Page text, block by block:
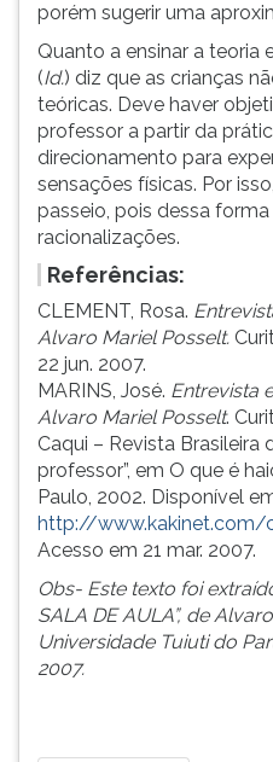
porém sugerir uma
Quanto a ensinar a teoria
(Id.) diz que as crianças
teóricas. Deve haver
professor a partir da
direcionamento para
sensações físicas. Por
passeio, pois dessa
racionalizações.
Referências:
CLEMENT, Rosa.
Alvaro Mariel Posselt.
22 jun. 2007.
MARINS, José. Entrevista
Alvaro Mariel Posselt.
Caqui – Revista Brasileira
professor”, em O que é
Paulo, 2002. Disponível
http://www.kakinet.com/
Acesso em 21 mar. 2007.
Obs- Este texto foi
SALA DE AULA”, de
Universidade Tuiuti do
2007.